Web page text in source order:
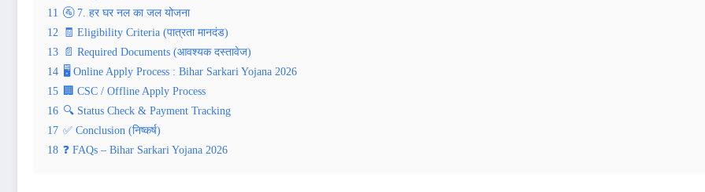
11 🚰 7. हर घर नल का जल योजना
12
🧾 Eligibility Criteria (पात्रता मानदंड)
13 📄 Required Documents (आवश्यक दस्तावेज)
14 🖥️ Online Apply Process : Bihar Sarkari Yojana 2026
15 🏢 CSC / Offline Apply Process
16 🔍 Status Check & Payment Tracking
17 ✅ Conclusion (निष्कर्ष)
18 ❓ FAQs – Bihar Sarkari Yojana 2026